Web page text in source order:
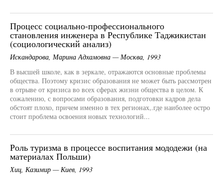
Процесс социально-профессионального
становления инженера в Республике Таджикистан
(социологический анализ)
Искандарова, Марина Адхамовна — Москва, 1993
В высшей школе, как в зеркале, отражаются основные проблемы
общества. Поэтому кризис образования не может быть рассмотрен
в отрыве от кризиса во всех сферах жизни общества в целом. К
сожалению, с вопросами образования, подготовки кадров дела
обстоят плохо, причем именно в тех регионах,.где наиболее остро
стоит проблема освоения новых технологий...
Роль туризма в процессе воспитания мододежи (на
материалах Польши)
Хиц, Казимир — Киев, 1993